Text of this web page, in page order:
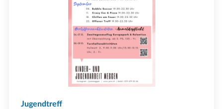
Jugendtreff